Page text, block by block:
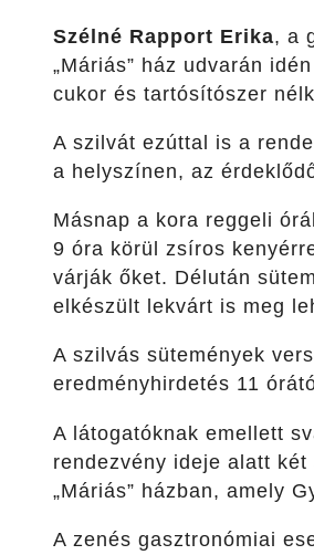
Szélné Rapport Erika, a
„Máriás” ház udvarán
cukor és tartósítószer
A szilvát ezúttal is a
a helyszínen, az
Másnap a kora reggeli
9 óra körül zsíros
várják őket. Délután
elkészült lekvárt is meg
A szilvás sütemények
eredményhirdetés 11
A látogatóknak emellett
rendezvény ideje alatt
„Máriás” házban, amely
A zenés gasztronómiai